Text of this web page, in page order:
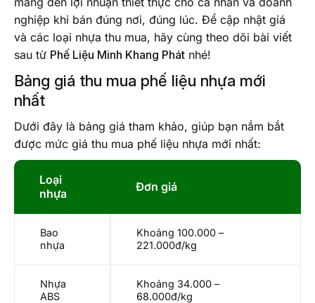
nghiệp khi bán đúng nơi, đúng lúc. Để cập nhật giá
và các loại nhựa thu mua, hãy cùng theo dõi bài viết
sau từ Phế Liệu Minh Khang Phát nhé!
Bảng giá thu mua phế liệu nhựa mới
nhất
Dưới đây là bảng giá tham khảo, giúp bạn nắm bắt
được mức giá thu mua phế liệu nhựa mới nhất:
Loại
nhựa
Đơn giá
Bao
nhựa
Khoảng 100.000 –
221.000đ/kg
Nhựa
ABS
Khoảng 34.000 –
68.000đ/kg